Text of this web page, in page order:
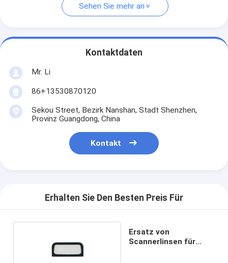
Sehen Sie mehr an
Kontaktdaten
Mr. Li
86+13530870120
Sekou Street, Bezirk Nanshan, Stadt Shenzhen,
Provinz Guangdong, China
Kontakt
Erhalten Sie Den Besten Preis Für
Ersatz von
Scannerlinsen für